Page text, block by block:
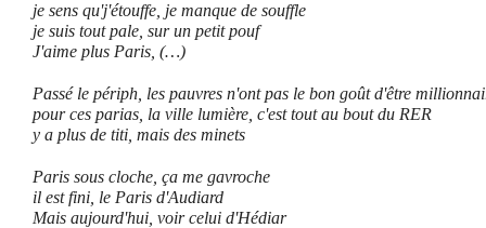
je sens qu'j'étouffe, je manque de souffle
je suis tout pale, sur un petit pouf
J'aime plus Paris, (…)
Passé le périph, les pauvres n'ont pas le bon goût d'être
pour ces parias, la ville lumière, c'est tout au bout du RER
y a plus de titi, mais des minets
Paris sous cloche, ça me gavroche
il est fini, le Paris d'Audiard
Mais aujourd'hui, voir celui d'Hédiar